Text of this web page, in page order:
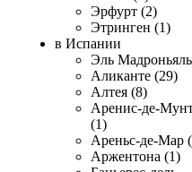
Эрфурт (2)
Этринген (1)
в Испании
Эль
Аликанте (29)
Алтея (8)
Аренис-де-
(1)
Ареньс-де-Мар
Аржентона (1)